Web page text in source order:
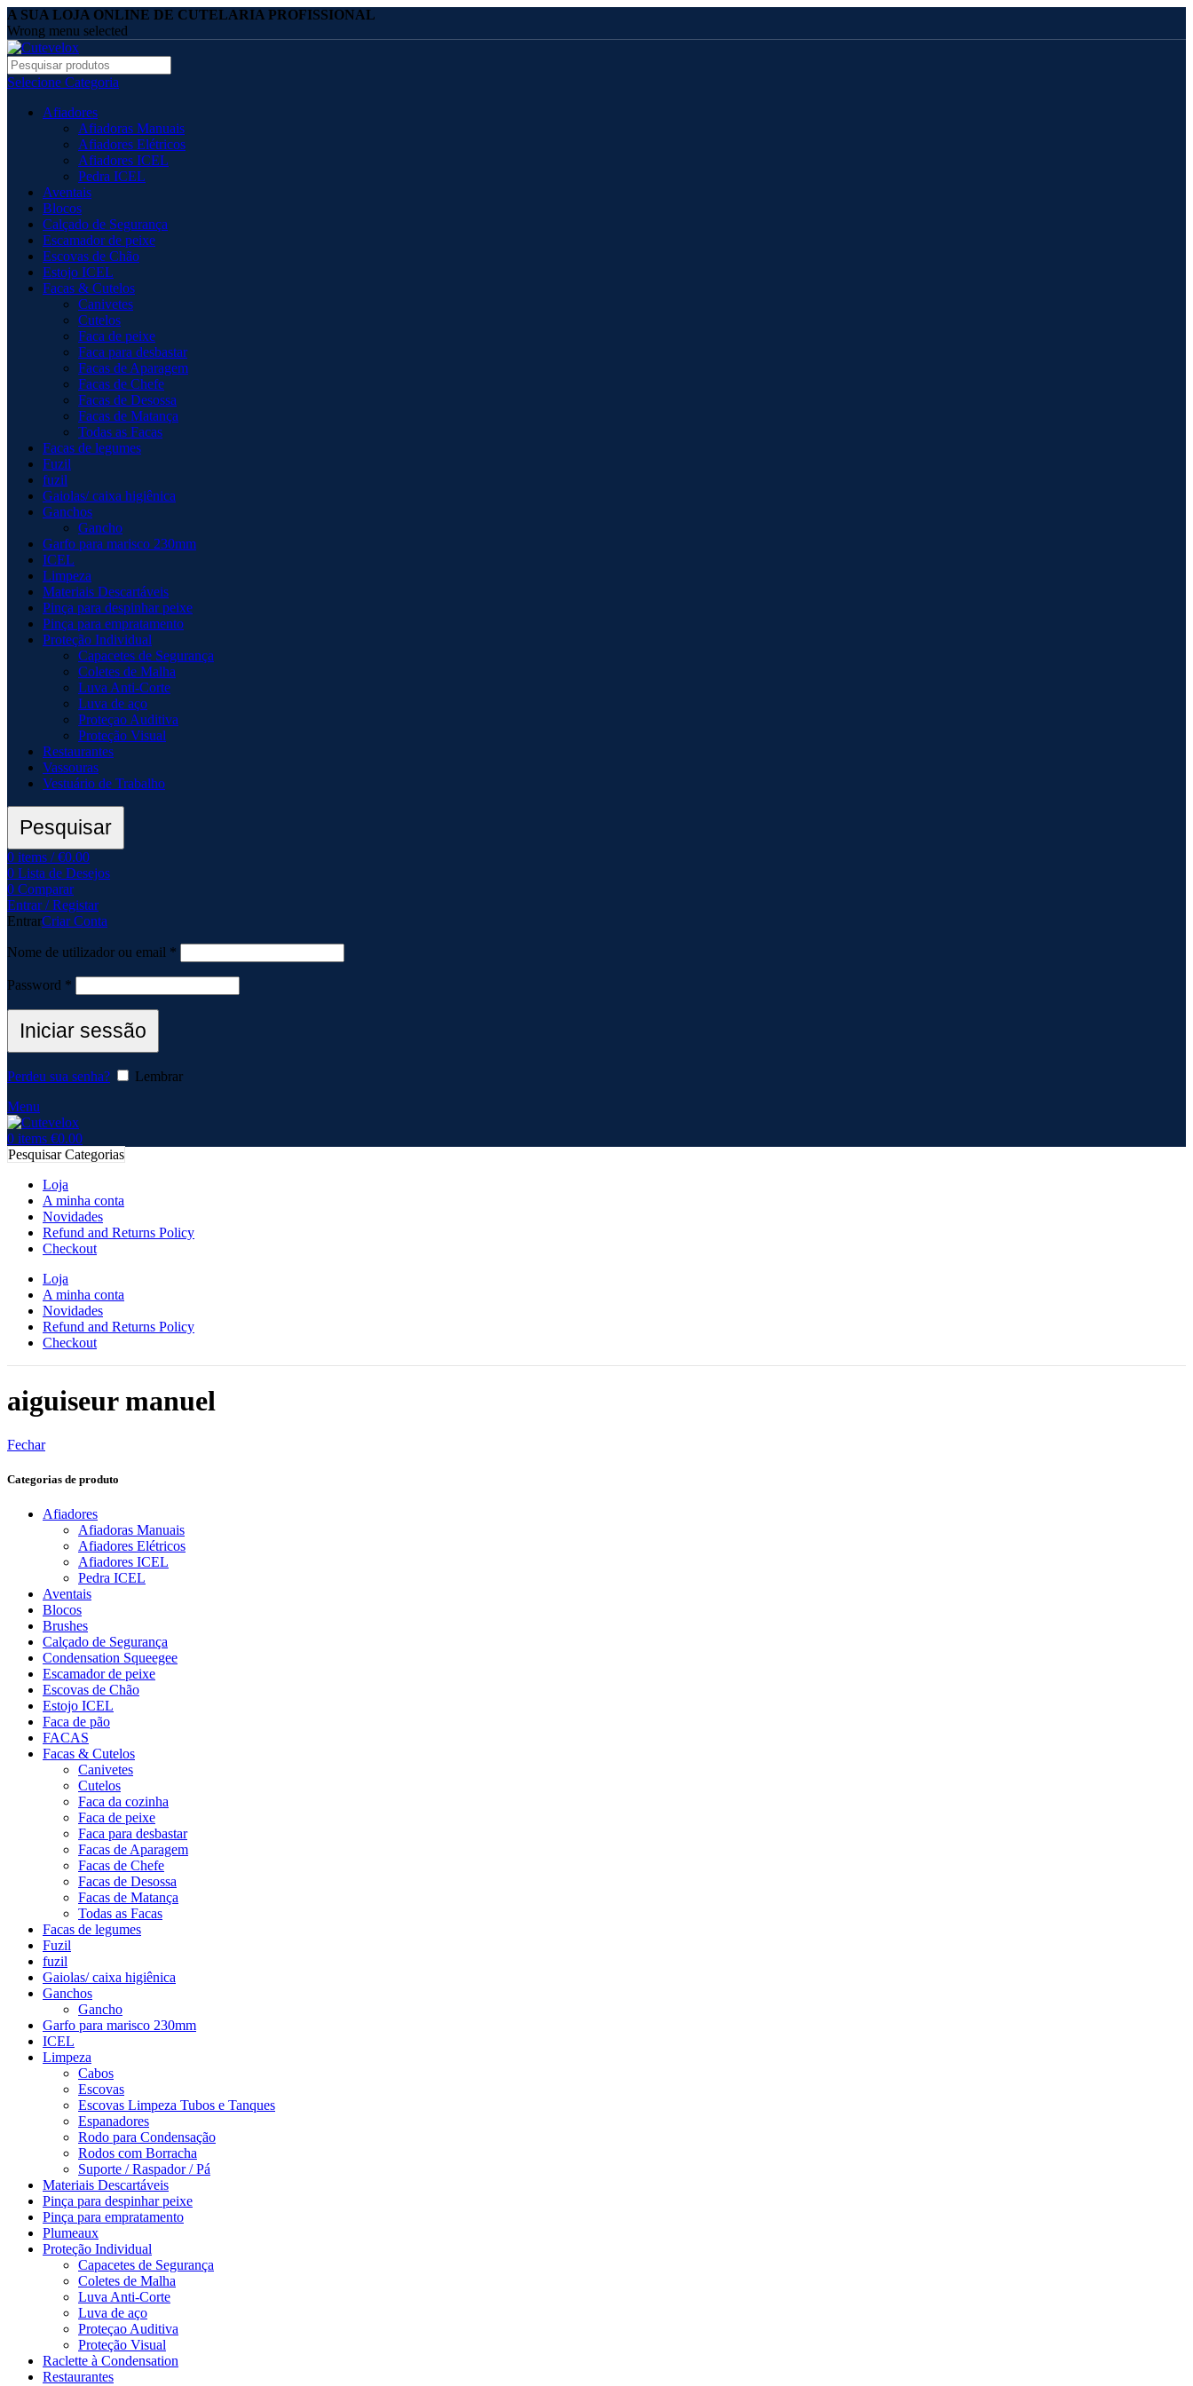
A SUA LOJA ONLINE DE CUTELARIA PROFISSIONAL
Wrong menu selected
Selecione Categoria
Afiadores
Afiadoras Manuais
Afiadores Elétricos
Afiadores ICEL
Pedra ICEL
Aventais
Blocos
Calçado de Segurança
Escamador de peixe
Escovas de Chão
Estojo ICEL
Facas & Cutelos
Canivetes
Cutelos
Faca de peixe
Faca para desbastar
Facas de Aparagem
Facas de Chefe
Facas de Desossa
Facas de Matança
Todas as Facas
Facas de legumes
Fuzil
fuzil
Gaiolas/ caixa higiênica
Ganchos
Gancho
Garfo para marisco 230mm
ICEL
Limpeza
Materiais Descartáveis
Pinça para despinhar peixe
Pinça para empratamento
Proteção Individual
Capacetes de Segurança
Coletes de Malha
Luva Anti-Corte
Luva de aço
Proteçao Auditiva
Proteção Visual
Restaurantes
Vassouras
Vestuário de Trabalho
Pesquisar
0 items / €0.00
0 Lista de Desejos
0 Comparar
Entrar / Registar
EntrarCriar Conta
Nome de utilizador ou email *
Password *
Iniciar sessão
Perdeu sua senha?
Lembrar
Menu
0 items €0.00
Pesquisar Categorias
Loja
A minha conta
Novidades
Refund and Returns Policy
Checkout
Loja
A minha conta
Novidades
Refund and Returns Policy
Checkout
aiguiseur manuel
Fechar
Categorias de produto
Afiadores
Afiadoras Manuais
Afiadores Elétricos
Afiadores ICEL
Pedra ICEL
Aventais
Blocos
Brushes
Calçado de Segurança
Condensation Squeegee
Escamador de peixe
Escovas de Chão
Estojo ICEL
Faca de pão
FACAS
Facas & Cutelos
Canivetes
Cutelos
Faca da cozinha
Faca de peixe
Faca para desbastar
Facas de Aparagem
Facas de Chefe
Facas de Desossa
Facas de Matança
Todas as Facas
Facas de legumes
Fuzil
fuzil
Gaiolas/ caixa higiênica
Ganchos
Gancho
Garfo para marisco 230mm
ICEL
Limpeza
Cabos
Escovas
Escovas Limpeza Tubos e Tanques
Espanadores
Rodo para Condensação
Rodos com Borracha
Suporte / Raspador / Pá
Materiais Descartáveis
Pinça para despinhar peixe
Pinça para empratamento
Plumeaux
Proteção Individual
Capacetes de Segurança
Coletes de Malha
Luva Anti-Corte
Luva de aço
Proteçao Auditiva
Proteção Visual
Raclette à Condensation
Restaurantes